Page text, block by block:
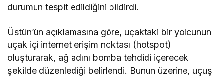
durumun tespit edildiğini bildirdi.
Üstün’ün açıklamasına göre, uçaktaki bir yolcunun
uçak içi internet erişim noktası (hotspot)
oluşturarak, ağ adını bomba tehdidi içerecek
şekilde düzenlediği belirlendi. Bunun üzerine, uçuş